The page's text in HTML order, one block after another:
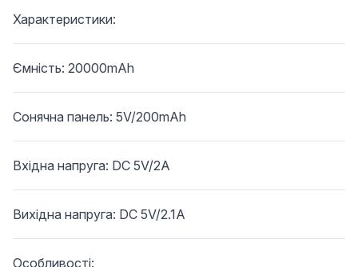
Характеристики:
Ємність: 20000mAh
Сонячна панель: 5V/200mAh
Вхідна напруга: DC 5V/2A
Вихідна напруга: DC 5V/2.1A
Особливості: